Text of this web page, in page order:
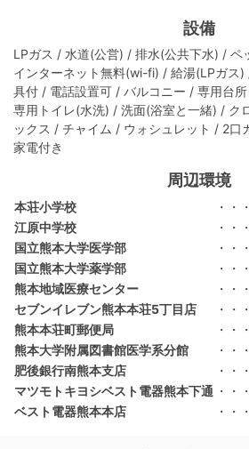
設備
LPガス / 水道(公営) / 排水(公共下水) / ペ
インターネット無料(wi-fi) / 給湯(LPガス
具付 / 電話設置可 / バルコニー / 専用台
専用トイレ(水洗) / 洗面(浴室と一緒) / ク
ックス / チャイム / ウォシュレット / 2口
家電付き
周辺環境
本荘小学校 ・・・
江原中学校
・・・
国立熊本大学医学部
・・・
国立熊本大学薬学部
・・・
熊本地域医療センター
・・・
セブンイレブン熊本本荘5丁目店
・・・
熊本本荘町郵便局
・・・
熊本大学附属図書館医学系分館
・・・
肥後銀行南熊本支店
・・・
マツモトキヨシベスト電器熊本下通 ・・・
ベスト電器熊本本店
・・・